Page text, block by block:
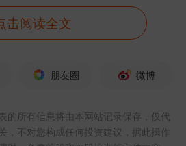
回流AI硬件做修复，有望
敛，高位补跌完毕，量
击阅读全文
朋友圈 微博
的所有信息将由本网站记录保存，仅代
，不对您构成任何投资建议，据此操作